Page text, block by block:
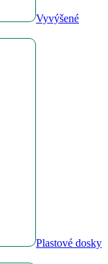
Vyvýšené
Plastové dosky